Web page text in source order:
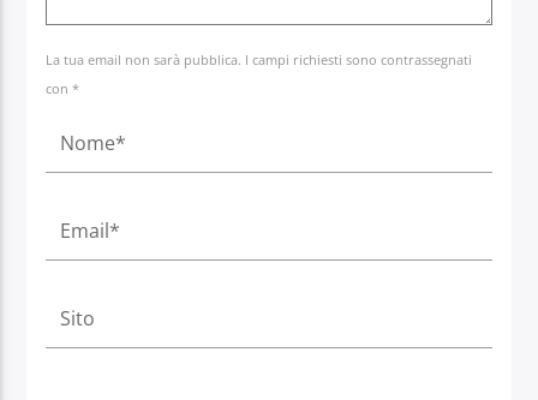
La tua email non sarà pubblica. I campi richiesti sono contrassegnati
con *